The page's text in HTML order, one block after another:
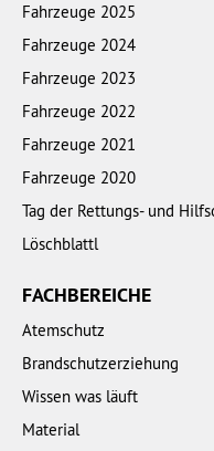
Fahrzeuge 2025
Fahrzeuge 2024
Fahrzeuge 2023
Fahrzeuge 2022
Fahrzeuge 2021
Fahrzeuge 2020
Tag der Rettungs- und
Löschblattl
FACHBEREICHE
Atemschutz
Brandschutzerziehung
Wissen was läuft
Material